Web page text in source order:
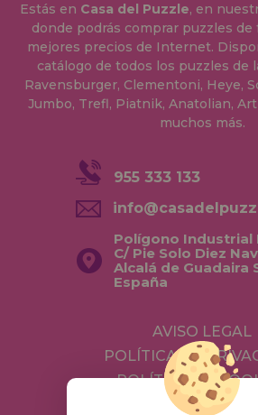
Estás en Casa del Puzzle, en
donde podrás comprar puzzles de
mejores precios de Internet.
catálogo de todos los puzzles de
Ravensburger, Clementoni, Heye,
Jumbo, Trefl, Piatnik, Anatolian,
muchos más.
955 333 133
Polígono Industrial
C/ Pie Solo Diez
Alcalá de Guadaira
España
AVISO LEGAL
POLÍTICA DE
POLÍTICA DE
ENVÍOS Y